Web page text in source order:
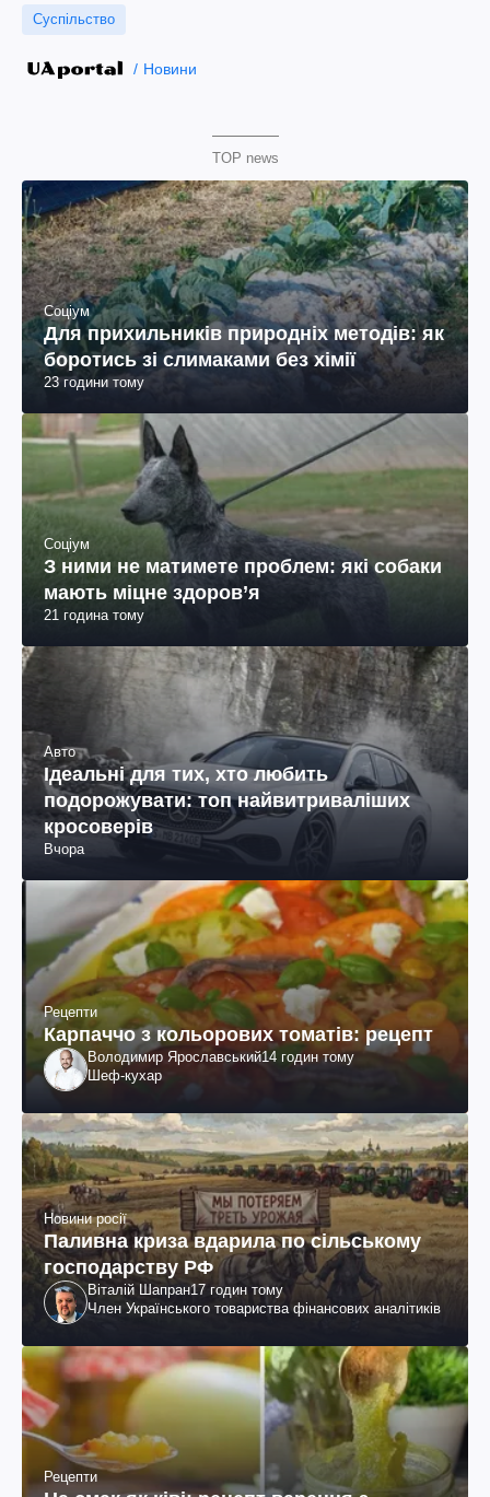
Суспільство
Новини
TOP news
Соціум
Для прихильників природніх методів: як
боротись зі слимаками без хімії
23 години тому
Соціум
З ними не матимете проблем: які собаки
мають міцне здоров’я
21 година тому
Авто
Ідеальні для тих, хто любить
подорожувати: топ найвитриваліших
кросоверів
Вчора
Рецепти
Карпаччо з кольорових томатів: рецепт
Володимир Ярославський14 годин тому
Шеф-кухар
Новини росії
Паливна криза вдарила по сільському
господарству РФ
Віталій Шапран17 годин тому
Член Українського товариства фінансових аналітиків
Рецепти